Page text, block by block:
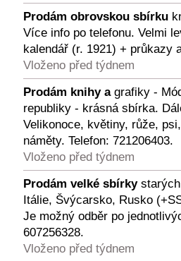
Prodám obrovskou sbírku
Více info po telefonu. Velmi
kalendář (r. 1921) + průkazy
Vloženo před týdnem
Prodám knihy agrafiky -
republiky - krásná sbírka.
Velikonoce, květiny, růže,
náměty. Telefon: 721206403.
Vloženo před týdnem
Prodám velké sbírkystarých
Itálie, Švýcarsko, Rusko
Je možný odběr po
607256328.
Vloženo před týdnem